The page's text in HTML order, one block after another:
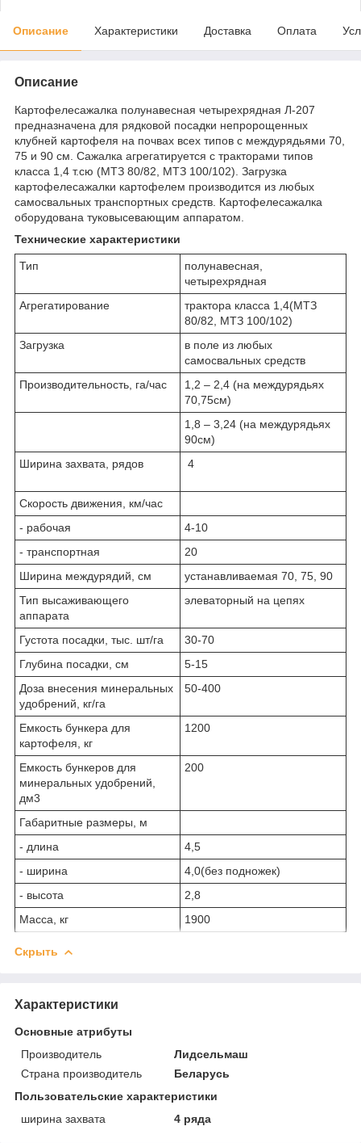
Описание Характеристики Доставка Оплата
Описание
Картофелесажалка полунавесная четырехрядная Л-207
предназначена для рядковой посадки непророщенных
клубней картофеля на почвах всех типов с междурядьями 70,
75 и 90 см. Сажалка агрегатируется с тракторами типов
класса 1,4 т.сю (МТЗ 80/82, МТЗ 100/102). Загрузка
картофелесажалки картофелем производится из любых
самосвальных транспортных средств. Картофелесажалка
оборудована туковысевающим аппаратом.
Технические характеристики
Тип
полунавесная,
четырехрядная
Агрегатирование
трактора класса 1,4(МТЗ
80/82, МТЗ 100/102)
Загрузка
в поле из любых
самосвальных средств
Производительность, га/час
1,2 – 2,4 (на междурядьях
70,75см)
1,8 – 3,24 (на междурядьях
90см)
Ширина захвата, рядов
4
Скорость движения, км/час
- рабочая
4-10
- транспортная
20
Ширина междурядий, см
устанавливаемая 70, 75, 90
Тип высаживающего
аппарата
элеваторный на цепях
Густота посадки, тыс. шт/га
30-70
Глубина посадки, см
5-15
Доза внесения минеральных
удобрений, кг/га
50-400
Емкость бункера для
картофеля, кг
1200
Емкость бункеров для
минеральных удобрений,
дм3
200
Габаритные размеры, м
- длина
4,5
- ширина
4,0(без подножек)
- высота
2,8
Масса, кг
1900
Скрыть
Характеристики
Основные атрибуты
Производитель
Лидсельмаш
Страна производитель
Беларусь
Пользовательские характеристики
ширина захвата
4 ряда